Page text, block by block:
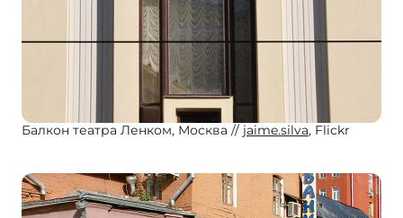
Балкон театра Ленком, Москва jaime.silva, Flickr